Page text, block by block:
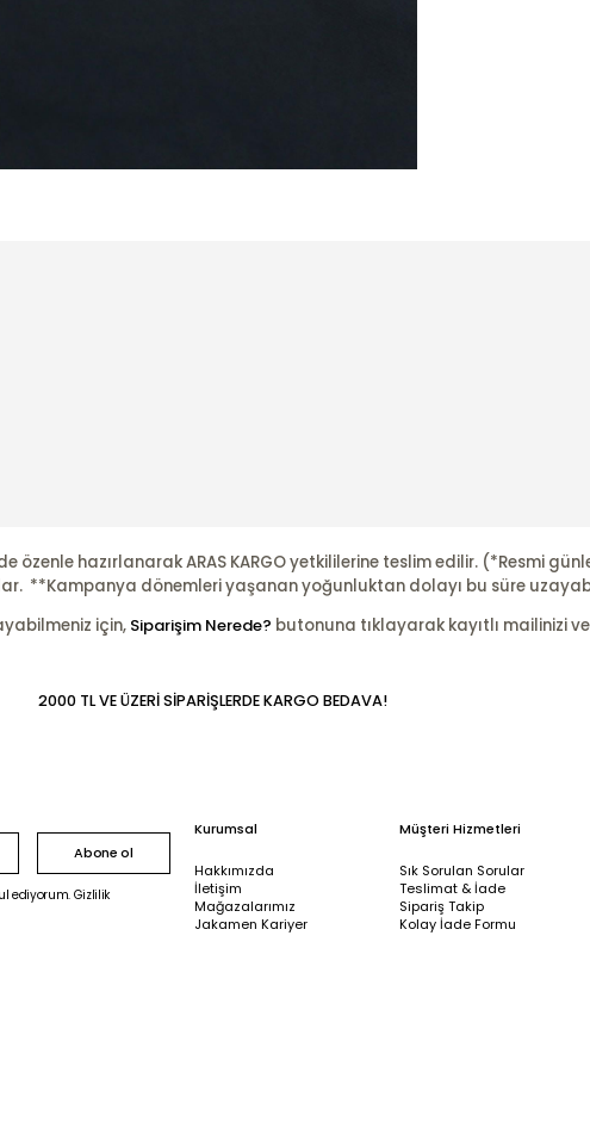
özenle hazırlanarak ARAS KARGO yetkililerine teslim edilir. (*Resmi
**Kampanya dönemleri yaşanan yoğunluktan dolayı bu süre
için, Siparişim Nerede? butonuna tıklayarak kayıtlı mailinizi
2000 TL VE ÜZERİ SİPARİŞLERDE KARGO BEDAVA!
Abone ol
ediyorum. Gizlilik
Kurumsal
Hakkımızda
İletişim
Mağazalarımız
Jakamen Kariyer
Müşteri Hizmetleri
Sık Sorulan Sorular
Teslimat & İade
Sipariş Takip
Kolay İade Formu